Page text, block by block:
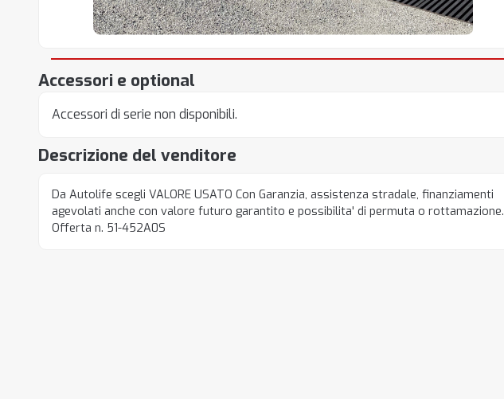
Descrizione del venditore
Da Autolife scegli VALORE USATO Con Garanzia, assistenza stradale, finanziamenti
agevolati anche con valore futuro garantito e possibilita' di permuta o rottamazione.
Offerta n. 51-452A0S
Accessori e optional
Accessori di serie non disponibili.